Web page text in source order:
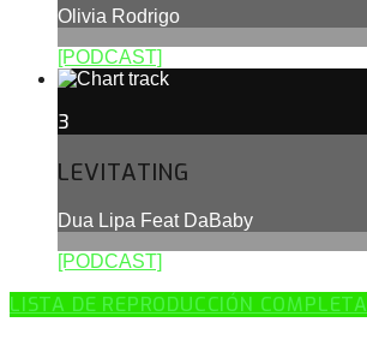
Olivia Rodrigo
[PODCAST]
3
LEVITATING
Dua Lipa Feat DaBaby
[PODCAST]
LISTA DE REPRODUCCIÓN COMPLETA